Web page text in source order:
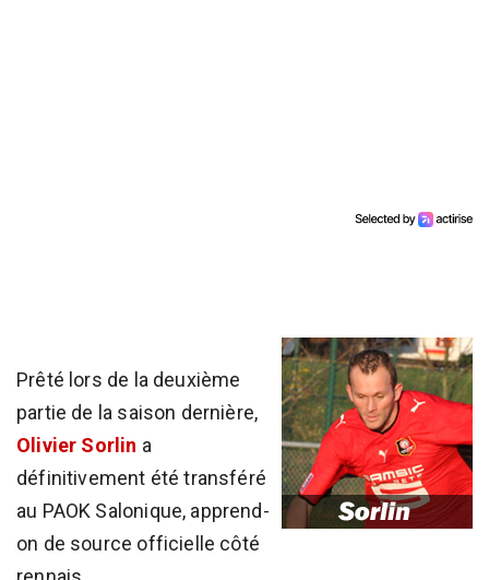
Prêté lors de la deuxième
partie de la saison dernière,
Olivier Sorlin a
définitivement été transféré
au PAOK Salonique, apprend-
on de source officielle côté